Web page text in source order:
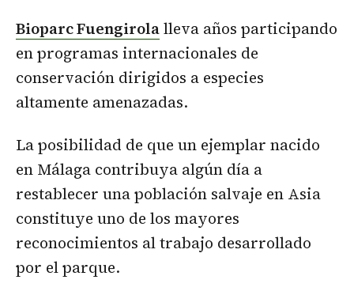
Bioparc Fuengirolalleva años participando
en programas internacionales de
conservación dirigidos a especies
altamente amenazadas.
La posibilidad de que un ejemplar nacido
en Málaga contribuya algún día a
restablecer una población salvaje en Asia
constituye uno de los mayores
reconocimientos al trabajo desarrollado
por el parque.